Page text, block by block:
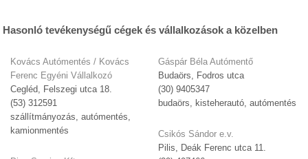
Hasonló tevékenységű cégek és vállalkozások a közelben
Kovács Autómentés / Kovács
Ferenc Egyéni Vállalkozó
Cegléd, Felszegi utca 18.
(53) 312591
szállítmányozás, autómentés,
kamionmentés
Gáspár Béla Autómentő
Budaörs, Fodros utca
(30) 9405347
budaörs, kisteherautó, autómentés
Csikós Sándor e.v.
Pilis, Deák Ferenc utca 11.